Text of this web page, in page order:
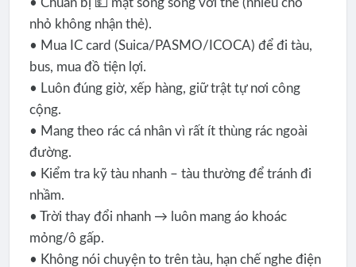
• Chuẩn bị 💵 mặt song song với thẻ (nhiều chỗ
nhỏ không nhận thẻ).
• Mua IC card (Suica/PASMO/ICOCA) để đi tàu,
bus, mua đồ tiện lợi.
• Luôn đúng giờ, xếp hàng, giữ trật tự nơi công
cộng.
• Mang theo rác cá nhân vì rất ít thùng rác ngoài
đường.
• Kiểm tra kỹ tàu nhanh – tàu thường để tránh đi
nhầm.
• Trời thay đổi nhanh → luôn mang áo khoác
mỏng/ô gấp.
• Không nói chuyện to trên tàu, hạn chế nghe điện